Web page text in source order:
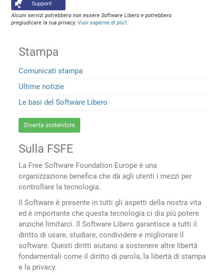
Support!
Alcuni servizi potrebbero non essere Software Libero e potrebbero
pregiudicare la tua privacy. Vuoi saperne di più?.
Stampa
Comunicati stampa
Ultime notizie
Le basi del Software Libero
Diventa sostenitore
Sulla FSFE
La Free Software Foundation Europe è una
organizzazione benefica che dà agli utenti i mezzi per
controllare la tecnologia.
Il Software è presente in tutti gli aspetti della nostra vita
ed è importante che questa tecnologia ci dia più potere
anziché limitarci. Il Software Libero garantisce a tutti il
diritto di usare, studiare, condividere e migliorare il
software. Questi diritti aiutano a sostenere altre libertà
fondamentali come il diritto di parola, la libertà di stampa
e la privacy.